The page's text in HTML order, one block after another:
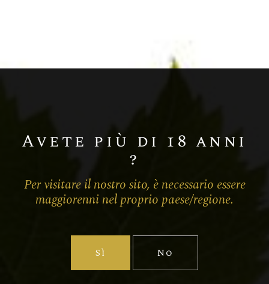
Avete più di 18 anni
?
Per visitare il nostro sito, è necessario essere
maggiorenni nel proprio paese/regione.
Sì No
Extra-Brut Pinot Noir